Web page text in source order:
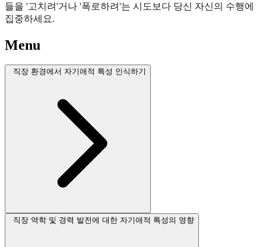
들을 '고치려'거나 '폭로하려'는 시도보다 당신 자신의 수행에
집중하세요.
Menu
직장 환경에서 자기애적 특성 인식하기
직장 역학 및 경력 발전에 대한 자기애적 특성의 영향